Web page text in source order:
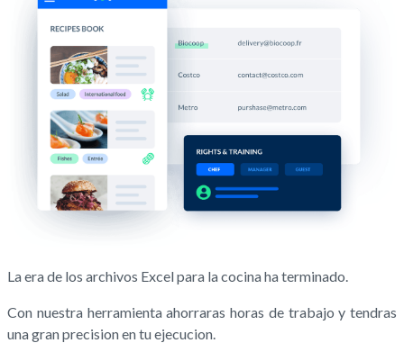
La era de los archivos Excel para la cocina ha terminado.
Con nuestra herramienta ahorraras horas de trabajo y tendras
una gran precision en tu ejecucion.